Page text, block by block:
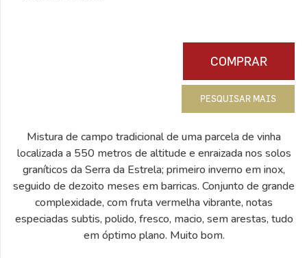
COMPRAR
PESQUISAR MAIS
Mistura de campo tradicional de uma parcela de vinha
localizada a 550 metros de altitude e enraizada nos solos
graníticos da Serra da Estrela; primeiro inverno em inox,
seguido de dezoito meses em barricas. Conjunto de grande
complexidade, com fruta vermelha vibrante, notas
especiadas subtis, polido, fresco, macio, sem arestas, tudo
em óptimo plano. Muito bom.